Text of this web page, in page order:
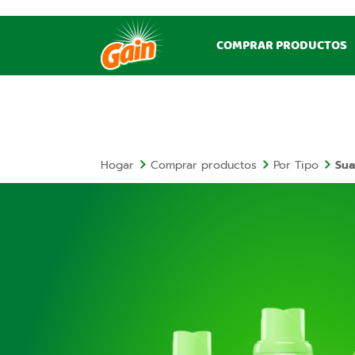
COMPRAR PRODUCTOS
Hogar Comprar productos Por Tipo